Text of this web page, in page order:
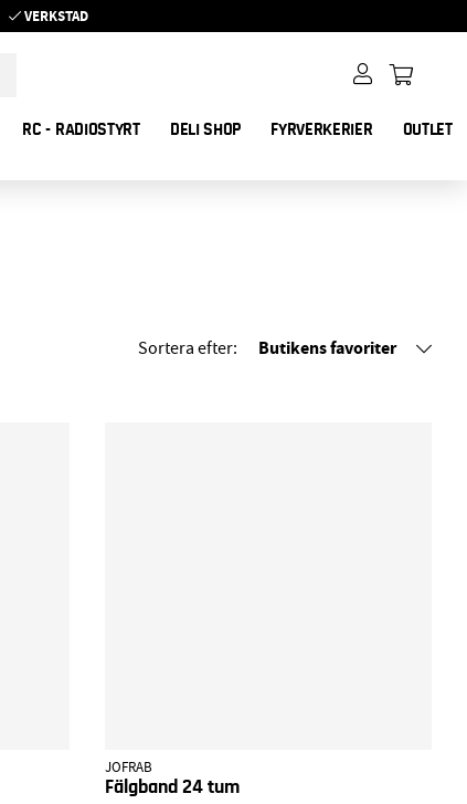
VERKSTAD
RC - RADIOSTYRT DELI SHOP FYRVERKERIER
OUTLET
Sortera efter: Butikens favoriter
JOFRAB
Fälgband 24 tum